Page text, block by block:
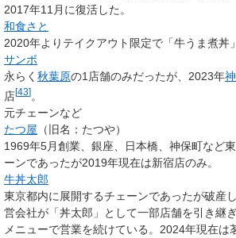
2017年11月に復活した。
和食さと
2020年よりテイクアウト限定で「牛うま煮丼
サンボ
永らく 秋葉原の1店舗のみだったが、2023年
店[43]。
元チェーンなど
たつ屋 （旧名：たつや）
1969年5月創業、銀座、日本橋、神保町など
ーンであったが2019年現在は新宿店のみ。
牛丼太郎
東京都内に展開するチェーンであったが破産
営会社が「丼太郎」として一部店舗を引き継
メニューで営業を続けている。2024年現在は